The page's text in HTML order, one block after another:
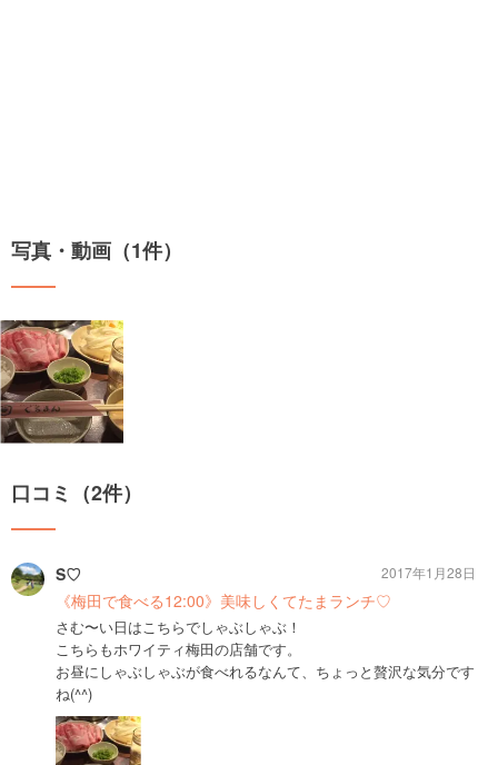
写真・動画（1件）
口コミ（2件）
S♡
《梅田で食べる12:00》美味しくてたまランチ♡
さむ〜い日はこちらでしゃぶしゃぶ！
こちらもホワイティ梅田の店舗です。
お昼にしゃぶしゃぶが食べれるなんて、ちょっと贅沢な気分です
ね(^^)
2017年1月28日